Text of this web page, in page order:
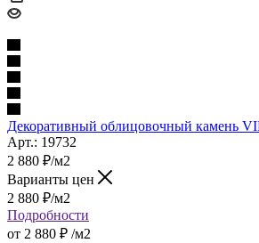
Декоративный облицовочный камень
Арт.: 19732
2 880 ₽/м2
Варианты цен
2 880 ₽/м2
Подробности
от 2 880 ₽ /м2